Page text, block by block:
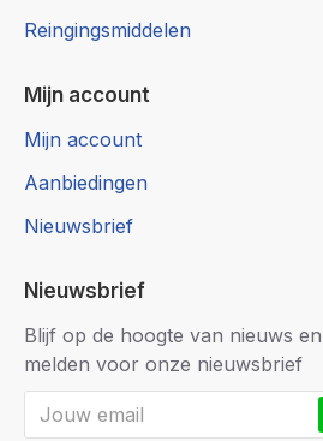
Reingingsmiddelen
Mijn account
Mijn account
Aanbiedingen
Nieuwsbrief
Nieuwsbrief
Blijf op de hoogte van nieuws
melden voor onze nieuwsbrief